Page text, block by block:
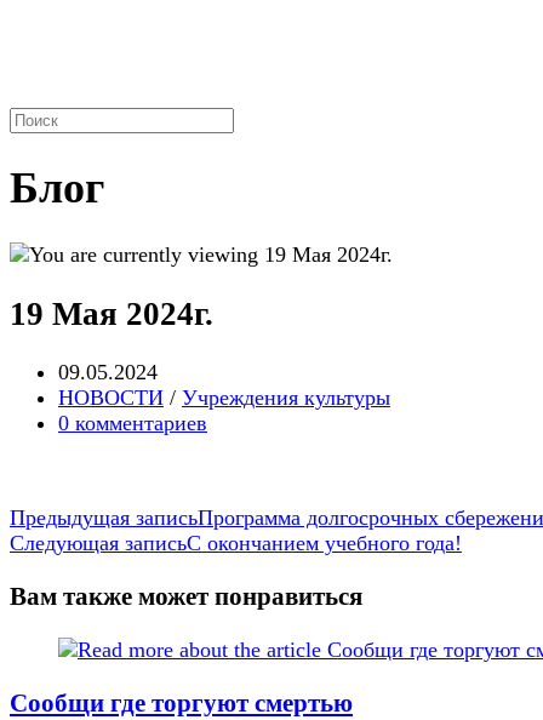
Search
website
Блог
19 Мая 2024г.
Запись
опубликована:
09.05.2024
Post
category:
НОВОСТИ / Учреждения культуры
Post
0 комментариев
Еще
статьи
Предыдущая записьПрограмма долгосрочных
Следующая записьС окончанием учебного года!
Вам также может понравиться
Сообщи где торгуют смертью